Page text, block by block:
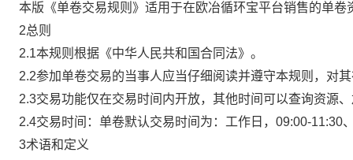
本版《单卷交易规则》适用于在欧冶循环宝平台销售的单卷
2总则
2.1本规则根据《中华人民共和国合同法》。
2.2参加单卷交易的当事人应当仔细阅读并遵守本规则，对
2.3交易功能仅在交易时间内开放，其他时间可以查询资源
2.4交易时间：单卷默认交易时间为：工作日，09:00-11:30
3术语和定义